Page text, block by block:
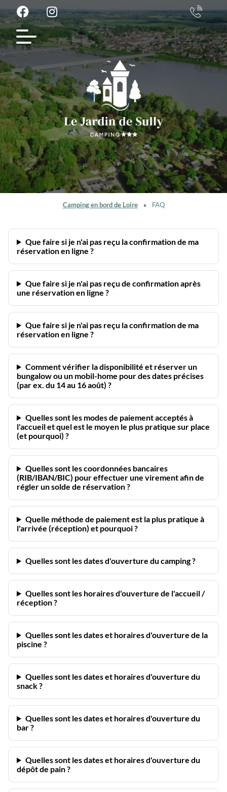
Camping en bord de Loire » FAQ
Que faire si je n'ai pas reçu la confirmation de ma
réservation en ligne ?
Que faire si je n'ai pas reçu de confirmation après
une réservation en ligne ?
Que faire si je n'ai pas reçu la confirmation de ma
réservation en ligne ?
Comment vérifier la disponibilité et réserver un
bungalow ou un mobil-home pour des dates précises
(par ex. du 14 au 16 août) ?
Quelles sont les modes de paiement acceptés à
l'accueil et quel est le moyen le plus pratique sur place
(et pourquoi) ?
Quelles sont les coordonnées bancaires
(RIB/IBAN/BIC) pour effectuer une virement afin de
régler un solde de réservation ?
Quelle méthode de paiement est la plus pratique à
l'arrivée (réception) et pourquoi ?
Quelles sont les dates d'ouverture du camping ?
Quelles sont les horaires d'ouverture de l'accueil /
réception ?
Quelles sont les dates et horaires d'ouverture de la
piscine ?
Quelles sont les dates et horaires d'ouverture du
snack ?
Quelles sont les dates et horaires d'ouverture du
bar ?
Quelles sont les dates et horaires d'ouverture du
dépôt de pain ?